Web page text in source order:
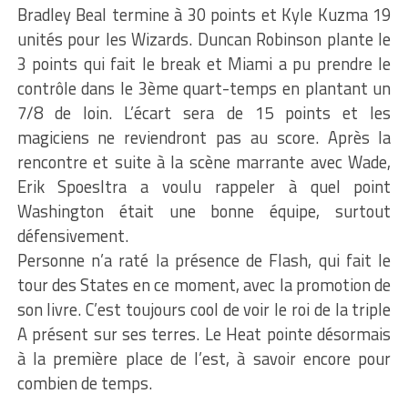
Bradley Beal termine à 30 points et Kyle Kuzma 19
unités pour les Wizards. Duncan Robinson plante le
3 points qui fait le break et Miami a pu prendre le
contrôle dans le 3ème quart-temps en plantant un
7/8 de loin. L’écart sera de 15 points et les
magiciens ne reviendront pas au score. Après la
rencontre et suite à la scène marrante avec Wade,
Erik Spoesltra a voulu rappeler à quel point
Washington était une bonne équipe, surtout
défensivement.
Personne n’a raté la présence de Flash, qui fait le
tour des States en ce moment, avec la promotion de
son livre. C’est toujours cool de voir le roi de la triple
A présent sur ses terres. Le Heat pointe désormais
à la première place de l’est, à savoir encore pour
combien de temps.